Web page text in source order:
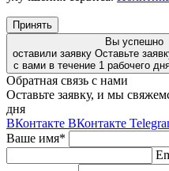
Принять
Вы успешно
оставили заявку Оставьте
с вами в течение 1 рабочего
Обратная связь с нами
Оставьте заявку, и мы
дня
ВКонтакте ВКонтакте
Ваше имя*